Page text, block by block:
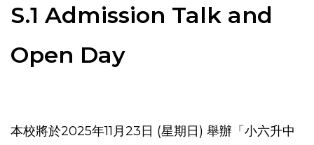
S.1 Admission Talk and
Open Day
本校將於2025年11月23日 (星期日) 舉辦「小六升中